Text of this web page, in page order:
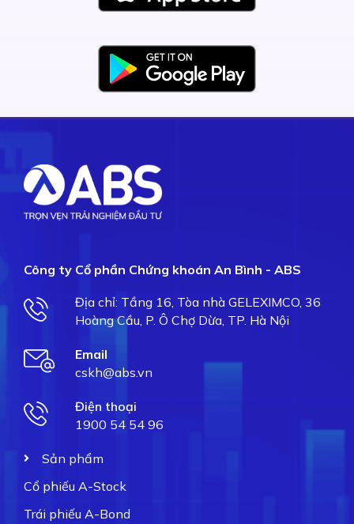
Công ty Cổ phần Chứng khoán An Bình - ABS
Địa chỉ: Tầng 16, Tòa nhà GELEXIMCO, 36
Hoàng Cầu, P. Ô Chợ Dừa, TP. Hà Nội
Email
cskh@abs.vn
Điện thoại
1900 54 54 96
Sản phẩm
Cổ phiếu A-Stock
Trái phiếu A-Bond